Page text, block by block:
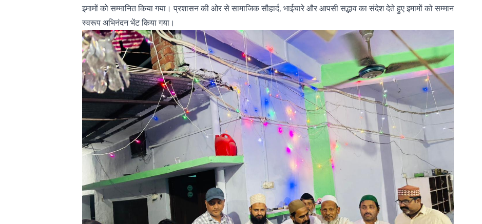
इमामों को सम्मानित किया गया। प्रशासन की ओर से सामाजिक सौहार्द, भाईचारे और आपसी सद्भाव का संदेश देते हुए इमामों को सम्मान
स्वरूप अभिनंदन भेंट किया गया।